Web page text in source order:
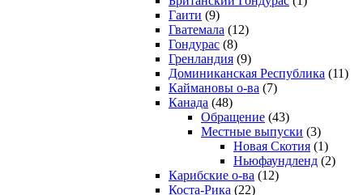
Гаити (9)
Гватемала (12)
Гондурас (8)
Гренландия (9)
Доминиканская Республика (11)
Каймановы о-ва (7)
Канада (48)
Обращение (43)
Местные выпуски (3)
Новая Скотия (1)
Ньюфаундленд (2)
Карибские о-ва (12)
Коста-Рика (22)